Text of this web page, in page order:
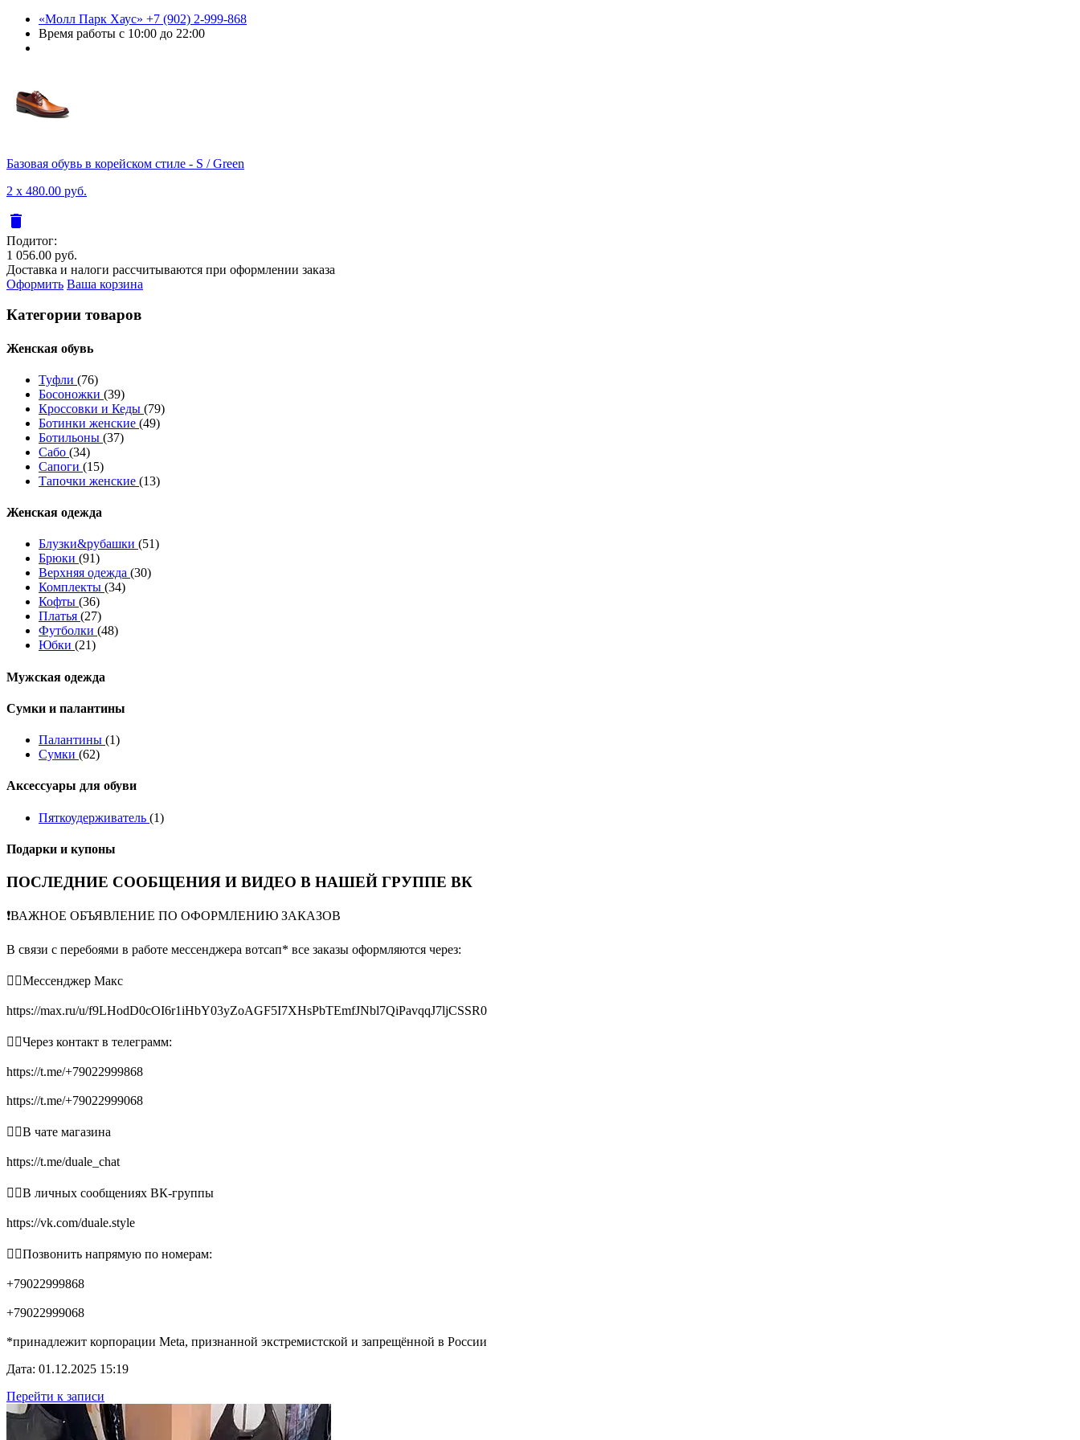
«Молл Парк Хаус» +7 (902) 2-999-868
Время работы с 10:00 до 22:00
Базовая обувь в корейском стиле - S / Green
2 x 480.00 руб.
delete
Подитог:
1 056.00 руб.
Доставка и налоги рассчитываются при оформлении заказа
Оформить Ваша корзина
Категории товаров
Женcкая обувь
Туфли (76)
Босоножки (39)
Кроссовки и Кеды (79)
Ботинки женские (49)
Ботильоны (37)
Сабо (34)
Сапоги (15)
Тапочки женские (13)
Женская одежда
Блузки&рубашки (51)
Брюки (91)
Верхняя одежда (30)
Комплекты (34)
Кофты (36)
Платья (27)
Футболки (48)
Юбки (21)
Мужская одежда
Сумки и палантины
Палантины (1)
Сумки (62)
Аксессуары для обуви
Пяткоудерживатель (1)
Подарки и купоны
ПОСЛЕДНИЕ СООБЩЕНИЯ И ВИДЕО В НАШЕЙ ГРУППЕ ВК
❗️ВАЖНОЕ ОБЪЯВЛЕНИЕ ПО ОФОРМЛЕНИЮ ЗАКАЗОВ
В связи с перебоями в работе мессенджера вотсап* все заказы оформляются через:
👉🏻Мессенджер Макс
https://max.ru/u/f9LHodD0cOI6r1iHbY03yZoAGF5I7XHsPbTEmfJNbl7QiPavqqJ7ljCSSR0
👉🏻Через контакт в телеграмм:
https://t.me/+79022999868
https://t.me/+79022999068
👉🏻В чате магазина
https://t.me/duale_chat
👉🏻В личных сообщениях ВК-группы
https://vk.com/duale.style
👉🏻Позвонить напрямую по номерам:
+79022999868
+79022999068
*принадлежит корпорации Meta, признанной экстремистской и запрещённой в России
Дата: 01.12.2025 15:19
Перейти к записи